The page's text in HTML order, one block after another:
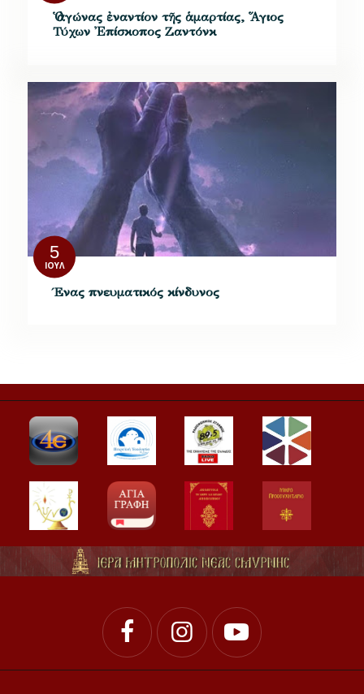
Ὁ ἀγώνας ἐναντίον τῆς ἁμαρτίας, Ἅγιος
Τύχων Ἐπίσκοπος Ζαντόνκ
5
ΙΟΎΛ
Ένας πνευματικός κίνδυνος